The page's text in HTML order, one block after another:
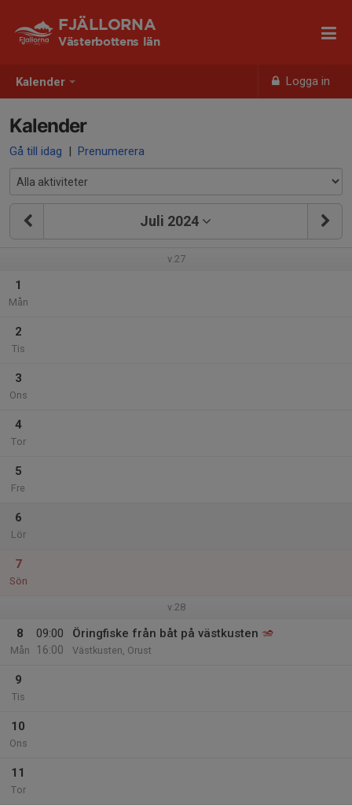
Kalender Logga in
FJÄLLORNA
Västerbottens län
Kalender
Gå till idag | Prenumerera
Juli 2024
v.27
1
Mån
2
Tis
3
Ons
4
Tor
5
Fre
6
Lör
7
Sön
v.28
8
Mån
09:00
16:00
Öringfiske från båt på västkusten
Västkusten, Orust
9
Tis
10
Ons
11
Tor